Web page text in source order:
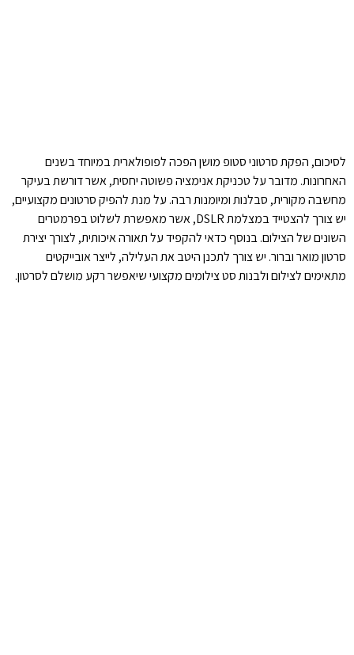
לסיכום, הפקת סרטוני סטופ מושן הפכה לפופולארית במיוחד בשנים
האחרונות. מדובר על טכניקת אנימציה פשוטה יחסית, אשר דורשת בעיקר
מחשבה מקורית, סבלנות ומיומנות רבה. על מנת להפיק סרטונים מקצועיים,
יש צורך להצטייד במצלמת DSLR, אשר מאפשרת לשלוט בפרמטרים
השונים של הצילום. בנוסף כדאי להקפיד על תאורה איכותית, לצורך יצירת
סרטון מואר וברור. יש צורך לתכנן היטב את העלילה, לייצר אובייקטים
מתאימים לצילום ולבנות סט צילומים מקצועי שיאפשר רקע מושלם לסרטון.